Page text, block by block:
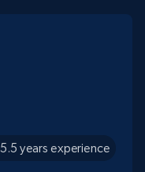
5.5 years experience